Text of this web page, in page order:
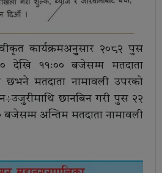
कार्यक्रमअनुुुसार २०८२ पुस
देखि ११ः०० बजेसम्म मतदाता
छभने मतदाता नामावली उपरको
छानबिन गरी पुस २२
अन्तिम मतदाता नामावली